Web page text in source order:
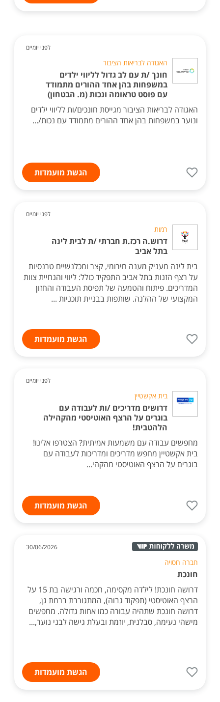
לפני יומיים
האגודה לבריאות הציבור
חונך /ת עם לב גדול לליווי ילדים
במשפחות בהן אחד ההורים מתמודד
עם פוסט טראומה ונכות (מ. הבטחון)
האגודה לבריאות הציבור מגייסת חונכים/ות לליווי ילדים
ונוער במשפחות בהן אחד ההורים מתמודד עם נכות/...
הגשת מועמדות
לפני יומיים
רמות
דרוש.ה רכז.ת חברתי /ת לבית לינה
בתל אביב
בית לינה מעניק מענה חירומי, קצר ומכלנשיים טרנסיות
על רצף הזנות בתל אביב התפקיד כולל: ליווי והנחיית צוות
המדריכים. פיתוח והטמעה של תפיסת העבודה והחזון
המקצועי של ההלנה. שותפות בבניית תוכניות ...
הגשת מועמדות
לפני יומיים
בית אקשטיין
דרושים מדריכים /ות לעבודה עם
בוגרים על הרצף האוטיסטי מהקהילה
הלהטבית!
מחפשים עבודה עם משמעות אמיתית? הצטרפו אלינו!
בית אקשטיין מחפש מדריכים ומדריכות לעבודה עם
בוגרים על הרצף האוטיסטי מהקהי...
הגשת מועמדות
30/06/2026
חברה חסויה
חונכת
דרושה חונכת! לילדה מקסימה, חכמה ורגישה בת 15 על
הרצף האוטיסטי (תפקוד גבוה), המתגוררת ברמת גן,
דרושה חונכת שתהיה עבורה כמו אחות גדולה. מחפשים
מישהי נעימה, סבלנית, יוזמת ובעלת גישה לבני נוער,...
הגשת מועמדות